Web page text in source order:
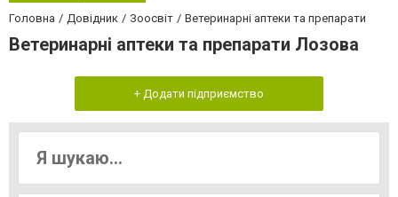
Головна Довідник Зоосвіт Ветеринарні аптеки та препарати
Ветеринарні аптеки та препарати Лозова
+ Додати підприємство